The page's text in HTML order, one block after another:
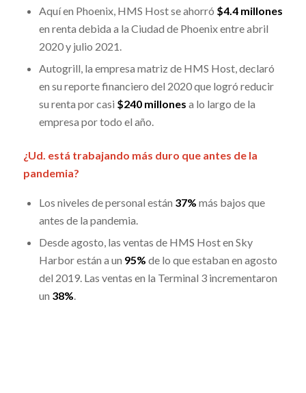
Aquí en Phoenix, HMS Host se ahorró $4.4 millones
en renta debida a la Ciudad de Phoenix entre abril
2020 y julio 2021.
Autogrill, la empresa matriz de HMS Host, declaró
en su reporte financiero del 2020 que logró reducir
su renta por casi $240 millones a lo largo de la
empresa por todo el año.
¿Ud. está trabajando más duro que antes de la
pandemia?
Los niveles de personal están 37% más bajos que
antes de la pandemia.
Desde agosto, las ventas de HMS Host en Sky
Harbor están a un 95% de lo que estaban en agosto
del 2019. Las ventas en la Terminal 3 incrementaron
un 38%.